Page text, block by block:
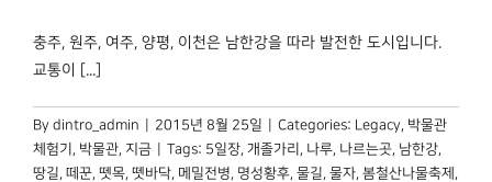
충주, 원주, 여주, 양평, 이천은 남한강을 따라 발전한 도시입니다.
교통이 [...]
By dintro_admin 2015년 8월 25일 Categories: Legacy, 박물관
체험기 , 박물관, 지금 Tags: 5일장, 개졸가리 , 나루, 나르는곳, 남한강,
땅길, 떼꾼, 뗏목, 뗏바닥, 메밀전병, 명성황후, 물길, 물자, 봄철산나물축제 ,